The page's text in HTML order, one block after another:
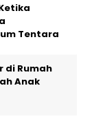
Tentara
di Rumah
Anak